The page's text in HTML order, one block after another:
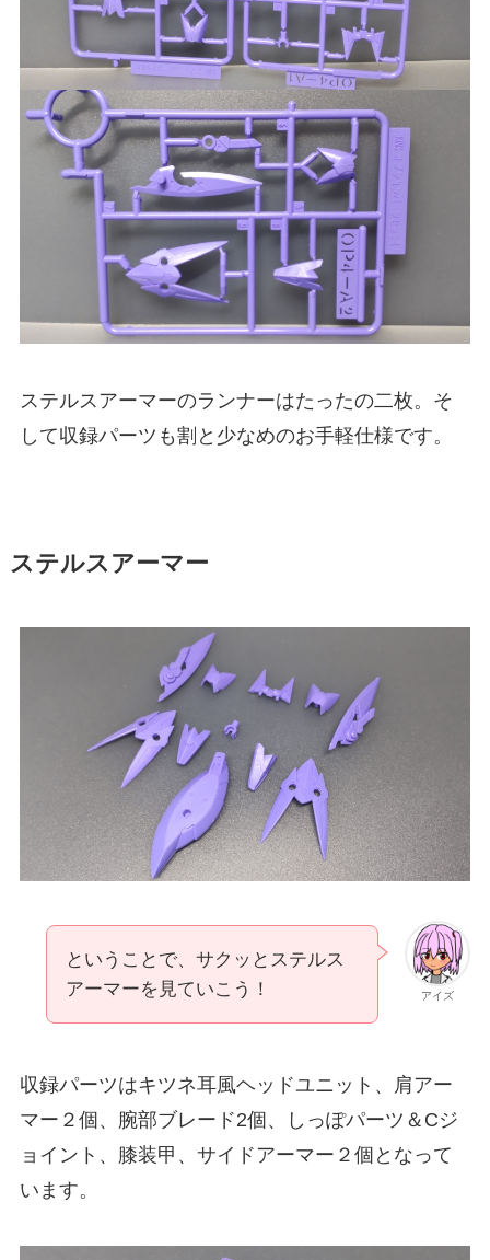
ステルスアーマーのランナーはたったの二枚。そ
して収録パーツも割と少なめのお手軽仕様です。
ステルスアーマー
アイズ
ということで、サクッとステルス
アーマーを見ていこう！
収録パーツはキツネ耳風ヘッドユニット、肩アー
マー２個、腕部ブレード2個、しっぽパーツ＆Cジ
ョイント、膝装甲、サイドアーマー２個となって
います。